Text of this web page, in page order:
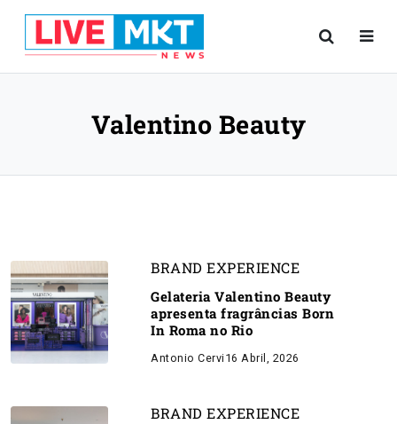
Valentino Beauty
BRAND EXPERIENCE
Gelateria Valentino Beauty
apresenta fragrâncias Born
In Roma no Rio
Antonio Cervi 16 Abril, 2026
BRAND EXPERIENCE